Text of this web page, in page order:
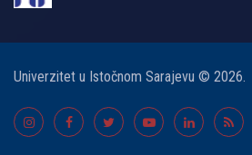
Univerzitet u Istočnom Sarajevu © 2026.